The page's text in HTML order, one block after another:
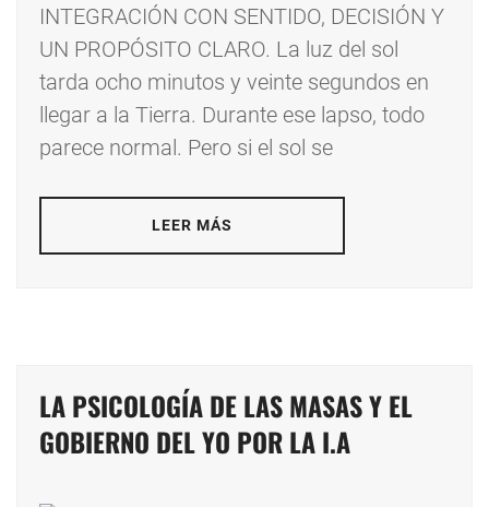
INTEGRACIÓN CON SENTIDO, DECISIÓN Y
UN PROPÓSITO CLARO. La luz del sol
tarda ocho minutos y veinte segundos en
llegar a la Tierra. Durante ese lapso, todo
parece normal. Pero si el sol se
LEER MÁS
LA PSICOLOGÍA DE LAS MASAS Y EL
GOBIERNO DEL YO POR LA I.A